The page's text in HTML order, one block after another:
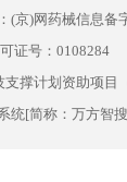
(京)网药械信息备
证号：0108284
撑计划资助项目
统[简称：万方智